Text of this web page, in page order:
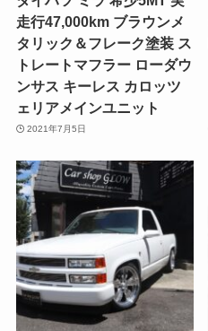
走行47,000km ブラウンメ
タリック＆フレーク塗装 ス
トレートマフラー ローダウ
ンサス キーレス カロッツ
ェリアメインユニット
2021年7月5日